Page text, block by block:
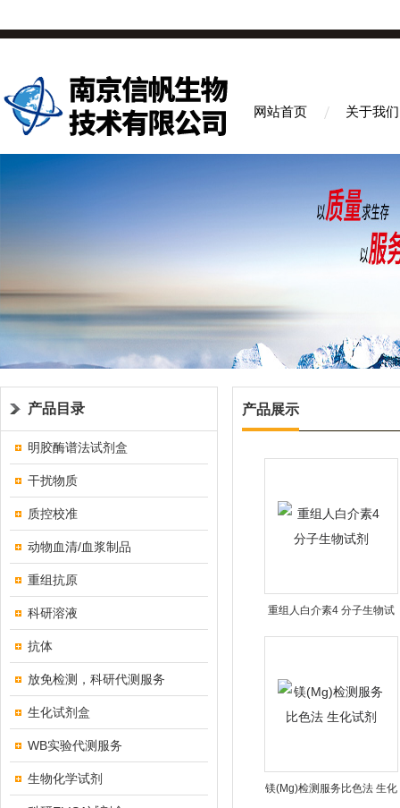
网站首页 关于我们
产品目录
明胶酶谱法试剂盒
干扰物质
质控校准
动物血清/血浆制品
重组抗原
科研溶液
抗体
放免检测，科研代测服务
生化试剂盒
WB实验代测服务
生物化学试剂
产品展示
重组人白介素4 分子生物试
剂
镁(Mg)检测服务比色法 生化